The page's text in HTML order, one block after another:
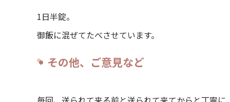
1日半錠。
御飯に混ぜてたべさせています。
その他、ご意見など